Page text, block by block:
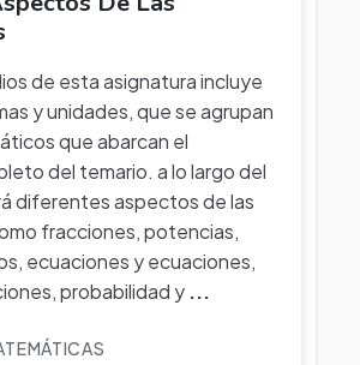
de esta asignatura incluye
y unidades, que se agrupan
que abarcan el
del temario. a lo largo del
diferentes aspectos de las
fracciones, potencias,
ecuaciones y ecuaciones,
probabilidad y ...